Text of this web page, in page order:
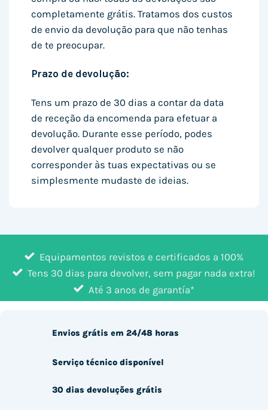
completamente grátis. Tratamos dos custos
de envio da devolução para que não tenhas
de te preocupar.
Prazo de devolução:
Tens um prazo de 30 dias a contar da data
de receção da encomenda para efetuar a
devolução. Durante esse período, podes
devolver qualquer produto se não
corresponder às tuas expectativas ou se
simplesmente mudaste de ideias.
Equipamentos revistos e certificados a 100%
Tens 30 dias para devolver, sem pagar nada extra!
Até 3 anos de garantía*
Envios grátis em 24/48 horas
Serviço técnico disponível
30 dias devoluções grátis